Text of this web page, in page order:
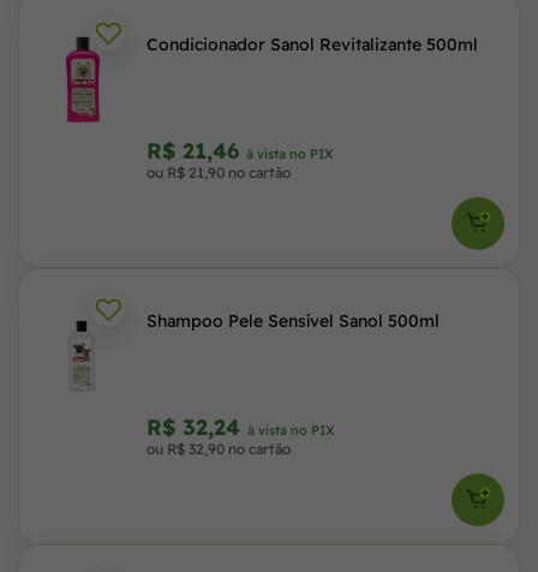
Condicionador Sanol Revitalizante 500ml
R$ 21,46 à vista no PIX
ou R$ 21,90 no cartão
Shampoo Pele Sensível Sanol 500ml
R$ 32,24 à vista no PIX
ou R$ 32,90 no cartão